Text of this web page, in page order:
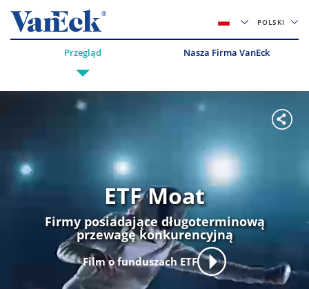
POLSKI
Przegląd Nasza Firma VanEck
ETF Moat
Firmy posiadające długoterminową
przewagę konkurencyjną
Film o funduszach ETF